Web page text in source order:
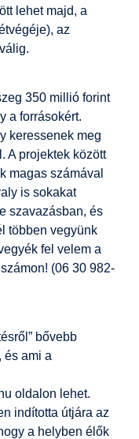
lehet majd, a
az
350 millió forint
a forrásokért.
keressenek meg
A projektek között
magas számával
is sokakat
szavazásban, és
többen vegyünk
fel velem a
(06 30 982-
bővebb
és ami a
oldalon lehet.
indította útjára az
a helyben élők